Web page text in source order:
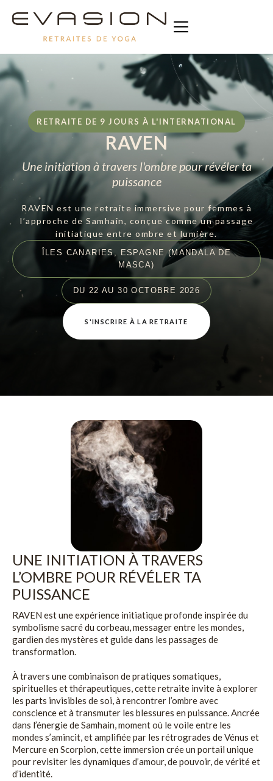
RETRAITE DE 9 JOURS À L'INTERNATIONAL
RAVEN
Une initiation à travers l'ombre pour révéler ta
puissance
RAVEN est une retraite immersive pour femmes à
l’approche de Samhain, conçue comme un passage
initiatique entre ombre et lumière.
ÎLES CANARIES, ESPAGNE (MANDALA DE
MASCA)
DU 22 AU 30 OCTOBRE 2026
S'INSCRIRE À LA RETRAITE
UNE INITIATION À TRAVERS
L’OMBRE POUR RÉVÉLER TA
PUISSANCE
RAVEN est une expérience initiatique profonde inspirée du
symbolisme sacré du corbeau, messager entre les mondes,
gardien des mystères et guide dans les passages de
transformation.
À travers une combinaison de pratiques somatiques,
spirituelles et thérapeutiques, cette retraite invite à explorer
les parts invisibles de soi, à rencontrer l’ombre avec
conscience et à transmuter les blessures en puissance. Ancrée
dans l’énergie de Samhain, moment où le voile entre les
mondes s’amincit, et amplifiée par les rétrogrades de Vénus et
Mercure en Scorpion, cette immersion crée un portail unique
pour revisiter les dynamiques d’amour, de pouvoir, de vérité et
d’identité.